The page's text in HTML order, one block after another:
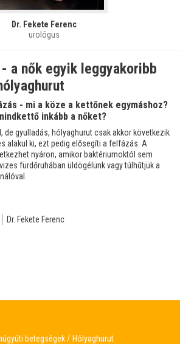
Dr. Fekete Ferenc
urológus
a nők egyik leggyakoribb
- mi a köze a kettőnek egymáshoz?
inkább a nőket?
de gyulladás, hólyaghurut csak akkor következik
alakul ki, ezt pedig elősegíti a felfázás. A
nyáron, amikor baktériumoktól sem
fürdőruhában üldögélünk vagy túlhűtjük a
Dr. Fekete Ferenc
betegségek Hólyaghurut